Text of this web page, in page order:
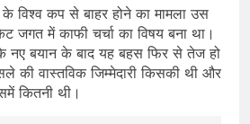
के विश्व कप से बाहर होने का मामला उस
जगत में काफी चर्चा का विषय बना था।
नए बयान के बाद यह बहस फिर से तेज हो
वास्तविक जिम्मेदारी किसकी थी और
कितनी थी।